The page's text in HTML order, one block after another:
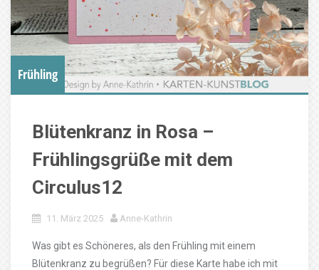
Frühling
Blütenkranz in Rosa –
Frühlingsgrüße mit dem
Circulus12
11. März 2025 Anne-Kathrin
Was gibt es Schöneres, als den Frühling mit einem
Blütenkranz zu begrüßen? Für diese Karte habe ich mit